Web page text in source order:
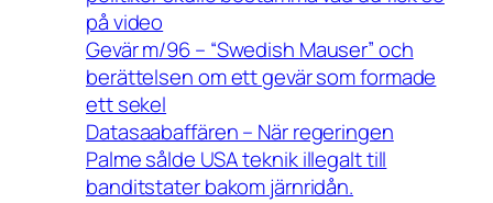
på video
Gevär m/96 – “Swedish Mauser” och
berättelsen om ett gevär som formade
ett sekel
Datasaabaffären – När regeringen
Palme sålde USA teknik illegalt till
banditstater bakom järnridån.